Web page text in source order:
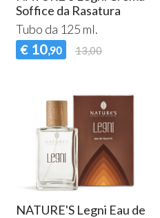
Soffice da Rasatura
Tubo da 125 ml.
€ 10,90 13,00
NATURE'S Legni Eau de